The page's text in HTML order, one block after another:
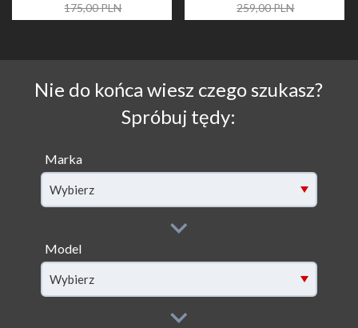
175,00 PLN 259,00 PLN
Nie do końca wiesz czego szukasz?
Spróbuj tędy:
Marka
Wybierz
Model
filter[model]
Wybierz